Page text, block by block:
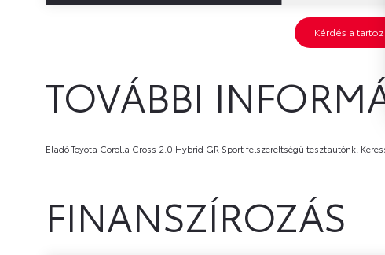
Kérdés a
TOVÁBBI
Eladó Toyota Corolla Cross 2.0 Hybrid GR Sport felszereltségű tesztautónk!
FINANSZÍROZÁS